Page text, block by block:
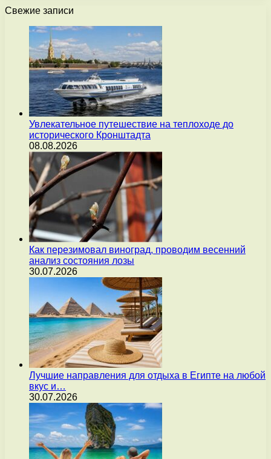
Свежие записи
Увлекательное путешествие на теплоходе до
исторического Кронштадта
08.08.2026
Как перезимовал виноград, проводим весенний
анализ состояния лозы
30.07.2026
Лучшие направления для отдыха в Египте на любой
вкус и…
30.07.2026